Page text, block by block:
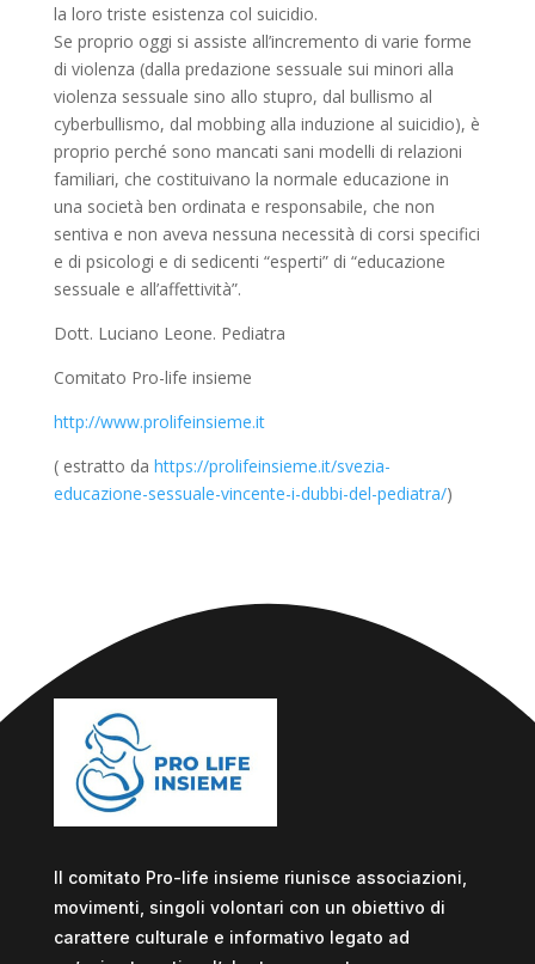
la loro triste esistenza col suicidio.
Se proprio oggi si assiste all’incremento di varie forme
di violenza (dalla predazione sessuale sui minori alla
violenza sessuale sino allo stupro, dal bullismo al
cyberbullismo, dal mobbing alla induzione al suicidio), è
proprio perché sono mancati sani modelli di relazioni
familiari, che costituivano la normale educazione in
una società ben ordinata e responsabile, che non
sentiva e non aveva nessuna necessità di corsi specifici
e di psicologi e di sedicenti “esperti” di “educazione
sessuale e all’affettività”.
Dott. Luciano Leone. Pediatra
Comitato Pro-life insieme
http://www.prolifeinsieme.it
( estratto da https://prolifeinsieme.it/svezia-
educazione-sessuale-vincente-i-dubbi-del-pediatra/)
Il comitato Pro-life insieme riunisce associazioni,
movimenti, singoli volontari con un obiettivo di
carattere culturale e informativo legato ad